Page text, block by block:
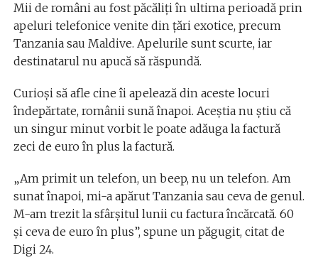
Mii de români au fost păcăliți în ultima perioadă prin
apeluri telefonice venite din țări exotice, precum
Tanzania sau Maldive. Apelurile sunt scurte, iar
destinatarul nu apucă să răspundă.
Curioși să afle cine îi apelează din aceste locuri
îndepărtate, românii sună înapoi. Aceștia nu știu că
un singur minut vorbit le poate adăuga la factură
zeci de euro în plus la factură.
„Am primit un telefon, un beep, nu un telefon. Am
sunat înapoi, mi-a apărut Tanzania sau ceva de genul.
M-am trezit la sfârşitul lunii cu factura încărcată. 60
şi ceva de euro în plus”, spune un păgugit, citat de
Digi 24.